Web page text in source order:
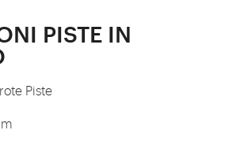
PISTE IN
Piste